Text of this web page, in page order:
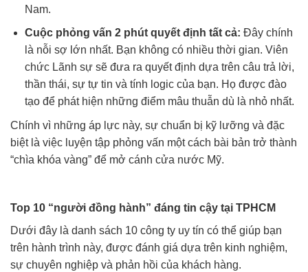
Nam.
Cuộc phỏng vấn 2 phút quyết định tất cả: Đây chính
là nỗi sợ lớn nhất. Bạn không có nhiều thời gian. Viên
chức Lãnh sự sẽ đưa ra quyết định dựa trên câu trả lời,
thần thái, sự tự tin và tính logic của bạn. Họ được đào
tạo để phát hiện những điểm mâu thuẫn dù là nhỏ nhất.
Chính vì những áp lực này, sự chuẩn bị kỹ lưỡng và đặc
biệt là việc luyện tập phỏng vấn một cách bài bản trở thành
“chìa khóa vàng” để mở cánh cửa nước Mỹ.
Top 10 “người đồng hành” đáng tin cậy tại TPHCM
Dưới đây là danh sách 10 công ty uy tín có thể giúp bạn
trên hành trình này, được đánh giá dựa trên kinh nghiệm,
sự chuyên nghiệp và phản hồi của khách hàng.